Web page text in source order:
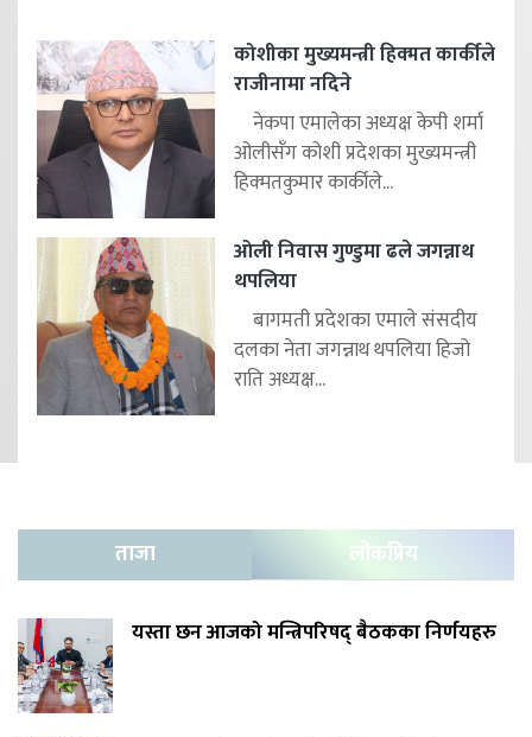
कोशीका मुख्यमन्त्री हिक्मत कार्कीले
राजीनामा नदिने
नेकपा एमालेका अध्यक्ष केपी शर्मा
ओलीसँग कोशी प्रदेशका मुख्यमन्त्री
हिक्मतकुमार कार्कीले...
ओली निवास गुण्डुमा ढले जगन्नाथ
थपलिया
बागमती प्रदेशका एमाले संसदीय
दलका नेता जगन्नाथ थपलिया हिजो
राति अध्यक्ष...
ताजा लोकप्रिय
यस्ता छन आजको मन्त्रिपरिषद् बैठकका निर्णयहरु